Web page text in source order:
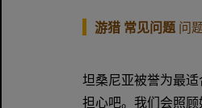
游猎 常见问题 问
坦桑尼亚被誉为最
担心吧。我们会照